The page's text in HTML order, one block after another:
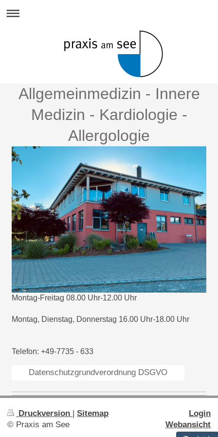
Allgemeinmedizin - Innere
Medizin - Kardiologie -
Allergologie
Montag-Freitag 08.00 Uhr-12.00 Uhr
Montag, Dienstag, Donnerstag 16.00 Uhr-18.00 Uhr
Telefon: +49-7735 - 633
Datenschutzgrundverordnung DSGVO
Druckversion | Sitemap
© Praxis am See
Login
Webansicht